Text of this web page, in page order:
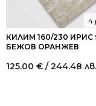
КИЛИМ 160/230 ИРИС
БЕЖОВ ОРАНЖЕВ
4
125.00 € / 244.48 лв.